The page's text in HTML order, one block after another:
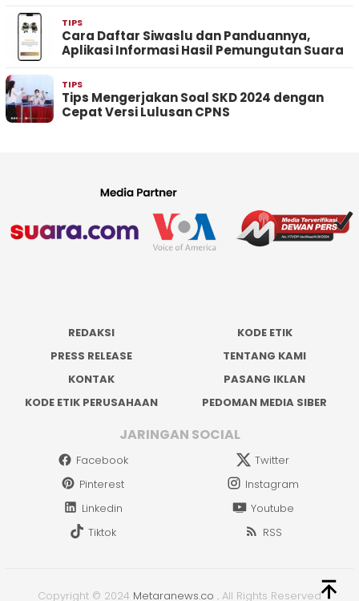
TIPS
Cara Daftar Siwaslu dan Panduannya,
Aplikasi Informasi Hasil Pemungutan Suara
TIPS
Tips Mengerjakan Soal SKD 2024 dengan
Cepat Versi Lulusan CPNS
REDAKSI
KODE ETIK
PRESS RELEASE
TENTANG KAMI
KONTAK
PASANG IKLAN
KODE ETIK PERUSAHAAN
PEDOMAN MEDIA SIBER
JARINGAN SOCIAL
Facebook
Twitter
Pinterest
Instagram
Linkedin
Youtube
Tiktok
RSS
Copyright © 2024 Metaranews.co . All Rights Reserved